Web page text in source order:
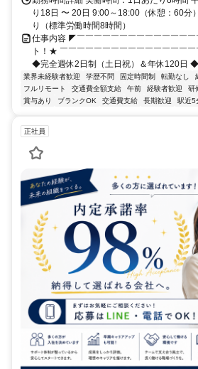
り18日 〜 20日 9:00～18:00（休憩：60分
り（標準労働時間8時間）
仕事内容 ◤￣￣￣￣￣￣￣￣￣￣￣￣￣
ト！★ ￣￣￣￣￣￣￣￣￣￣￣￣￣￣￣
◆完全週休2日制（土日祝）＆年休120日
業界未経験者歓迎 学歴不問 固定時間制 転勤なし
フルリモート
交通費全額支給 午前 経験者歓迎 研
賞与あり
ブランクOK 交通費支給 長期歓迎 駅近5
正社員